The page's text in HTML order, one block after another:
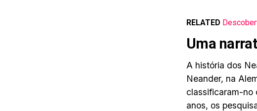
RELATED
Uma
A história dos
Neander, na
classificaram-no
anos, os